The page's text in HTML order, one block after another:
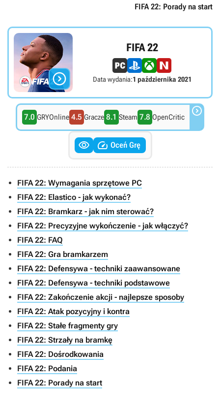
FIFA 22: Porady na start

FIFA 22
Data wydania:1 października 2021
7.0 GRYOnline 4.5 Gracze 8.1 Steam 7.8 OpenCritic 
  Oceń Grę
FIFA 22: Wymagania sprzętowe PC
FIFA 22: Elastico - jak wykonać?
FIFA 22: Bramkarz - jak nim sterować?
FIFA 22: Precyzyjne wykończenie - jak włączyć?
FIFA 22: FAQ
FIFA 22: Gra bramkarzem
FIFA 22: Defensywa - techniki zaawansowane
FIFA 22: Defensywa - techniki podstawowe
FIFA 22: Zakończenie akcji - najlepsze sposoby
FIFA 22: Atak pozycyjny i kontra
FIFA 22: Stałe fragmenty gry
FIFA 22: Strzały na bramkę
FIFA 22: Dośrodkowania
FIFA 22: Podania
FIFA 22: Porady na start